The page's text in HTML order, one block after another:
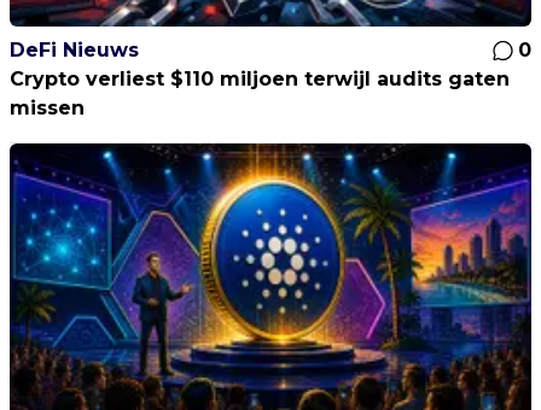
DeFi Nieuws
0
Crypto verliest $110 miljoen terwijl audits gaten
missen